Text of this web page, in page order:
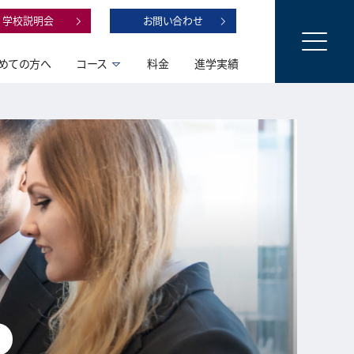
学校説明会 お問い合わせ
ての方へ コース 料金 進学実績